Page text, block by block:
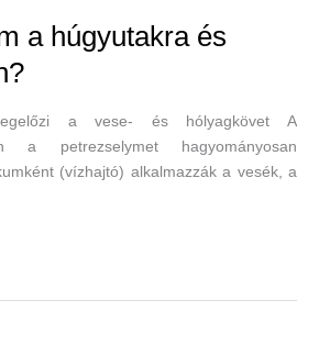
a húgyutakra és
a vese- és hólyagkövet A
a petrezselymet hagyományosan
(vízhajtó) alkalmazzák a vesék, a